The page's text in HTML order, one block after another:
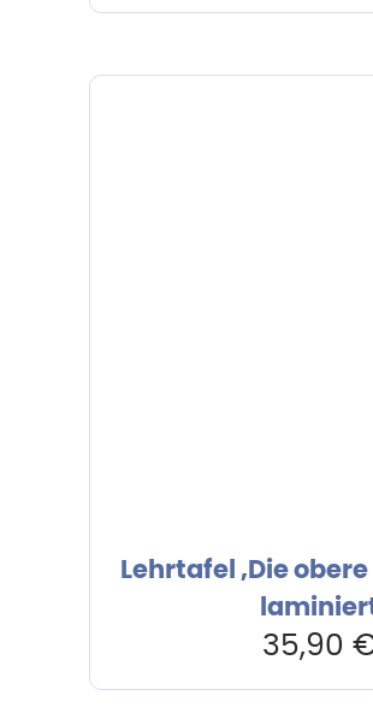
Lehrtafel ‚Die
35,90